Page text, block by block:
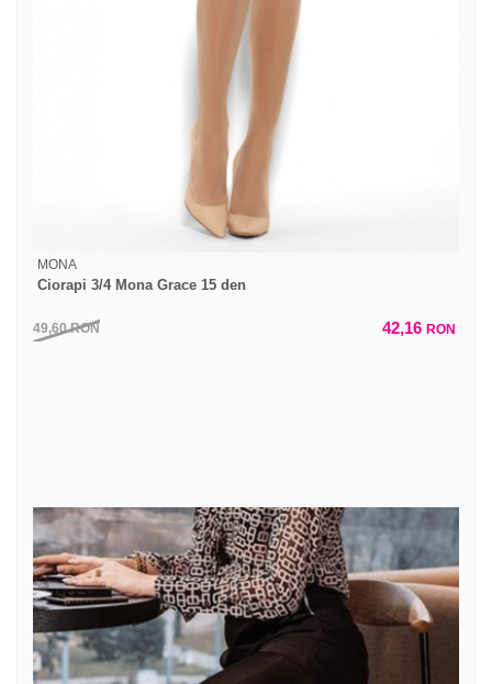
MONA
Ciorapi 3/4 Mona Grace 15 den
49,60RON 42,16 RON